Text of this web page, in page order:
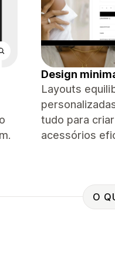
Design
Layouts
tudo para
acessórios
O